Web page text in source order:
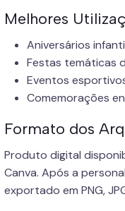
Melhores
Aniversários
Festas temáticas
Eventos
Comemorações
Formato dos
Produto digital
Canva. Após a
exportado em PNG,